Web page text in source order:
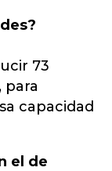
73
para
capacidad
el de